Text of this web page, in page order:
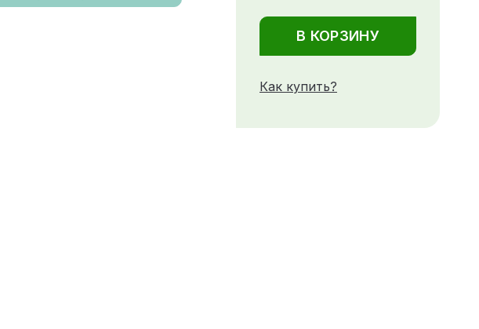
В КОРЗИНУ
Как купить?